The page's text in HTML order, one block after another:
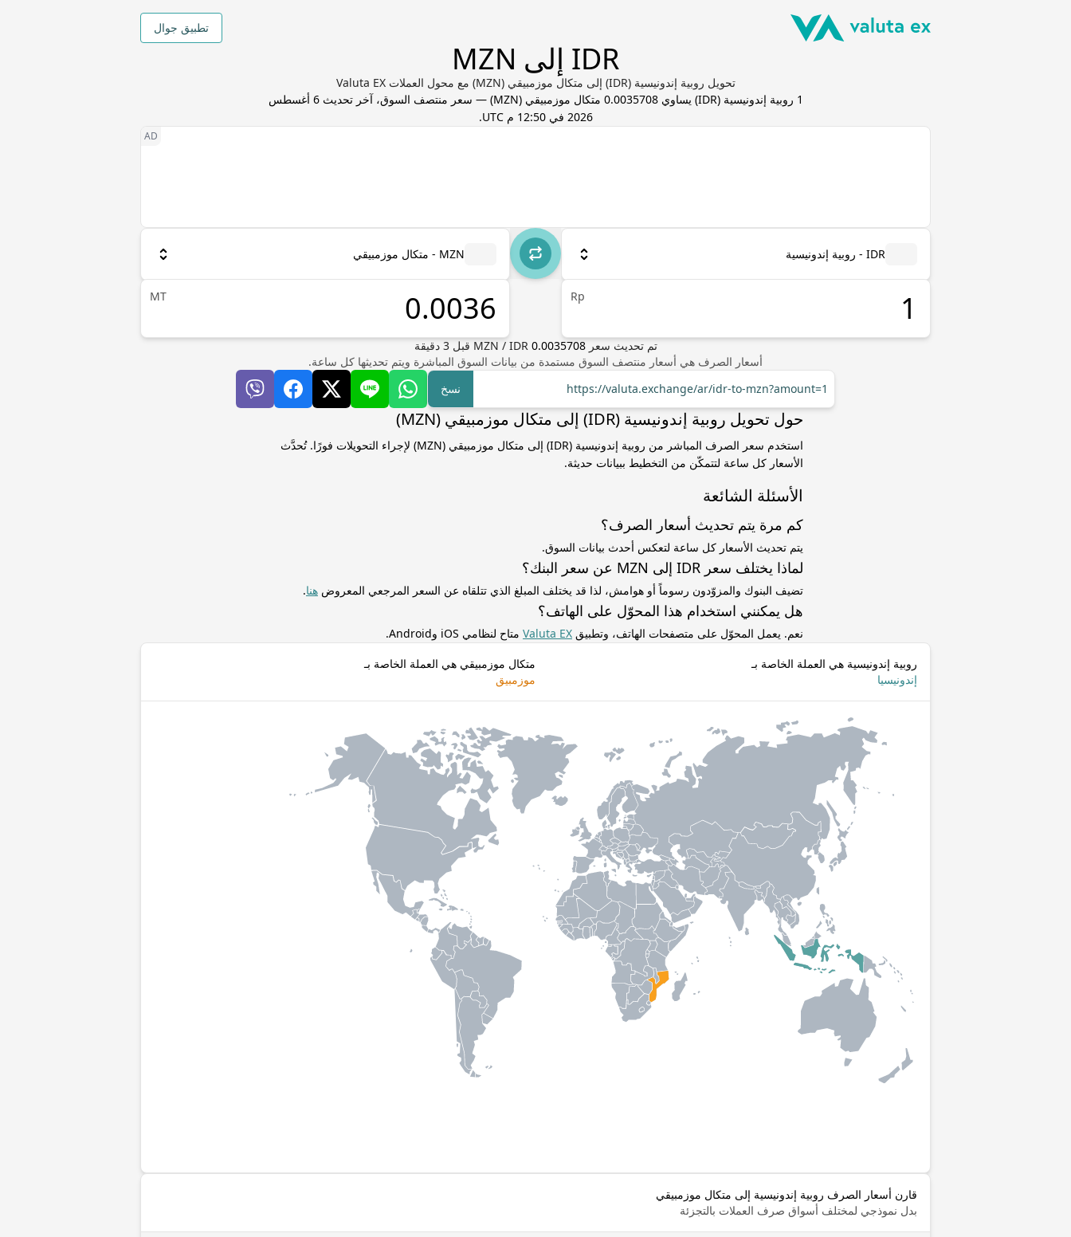
تطبيق جوال
IDR إلى MZN
تحويل روبية إندونيسية (IDR) إلى متكال موزمبيقي (MZN) مع محول العملات Valuta EX
1 روبية إندونيسية (
IDR) يساوي0.0035708 متكال موزمبيقي (
MZN) — سعر منتصف السوق، آخر تحديث
6 أغسطس
2026 في 12:50 م UTC
.
IDR - روبية إندونيسية
Rp
MZN - متكال موزمبيقي
MT
تم تحديث سعر MZN / IDR 0.0035708 قبل3 دقيقة
أسعار الصرف هي أسعار منتصف السوق مستمدة من بيانات السوق المباشرة ويتم تحديثها كل ساعة.
https://valuta.exchange/ar/idr-to-mzn?amount=1
نسخ
حول تحويل روبية إندونيسية (IDR) إلى متكال موزمبيقي (MZN)
استخدم سعر الصرف المباشر من روبية إندونيسية (IDR) إلى متكال موزمبيقي (MZN) لإجراء التحويلات فورًا. تُحدَّث
الأسعار كل ساعة لتتمكّن من التخطيط ببيانات حديثة.
الأسئلة الشائعة
كم مرة يتم تحديث أسعار الصرف؟
يتم تحديث الأسعار كل ساعة لتعكس أحدث بيانات السوق.
لماذا يختلف سعر IDR إلى MZN عن سعر البنك؟
تضيف البنوك والمزوّدون رسوماً أو هوامش، لذا قد يختلف المبلغ الذي تتلقاه عن السعر المرجعي المعروض هنا.
هل يمكنني استخدام هذا المحوّل على الهاتف؟
نعم. يعمل المحوّل على متصفحات الهاتف، وتطبيق Valuta EX متاح لنظامي iOS وAndroid.
روبية إندونيسية هي العملة الخاصة بـ
إندونيسيا
متكال موزمبيقي هي العملة الخاصة بـ
موزمبيق
قارن أسعار الصرف روبية إندونيسية إلى متكال موزمبيقي
بدل نموذجي لمختلف أسواق صرف العملات بالتجزئة